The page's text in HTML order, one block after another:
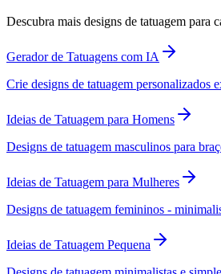
Descubra mais designs de tatuagem para
Gerador de Tatuagens com IA
Crie designs de tatuagem personalizados
Ideias de Tatuagem para Homens
Designs de tatuagem masculinos para
Ideias de Tatuagem para Mulheres
Designs de tatuagem femininos -
Ideias de Tatuagem Pequena